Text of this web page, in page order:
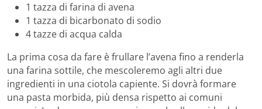
1 tazza di farina di avena
1 tazza di bicarbonato di sodio
4 tazze di acqua calda
La prima cosa da fare è frullare l’avena fino a renderla
una farina sottile, che mescoleremo agli altri due
ingredienti in una ciotola capiente. Si dovrà formare
una pasta morbida, più densa rispetto ai comuni